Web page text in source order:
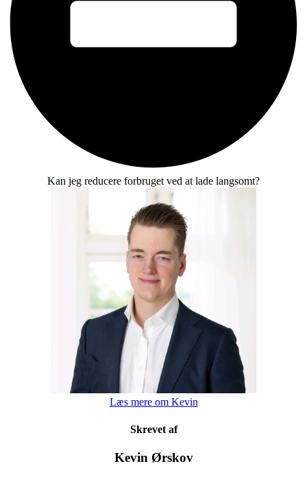
Kan jeg reducere forbruget ved at lade langsomt?
Læs mere om Kevin
Skrevet af
Kevin Ørskov